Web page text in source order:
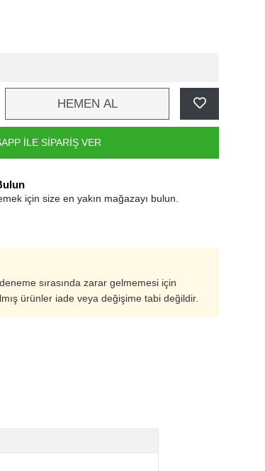
HEMEN AL
İLE SİPARİŞ VER
için size en yakın mağazayı bulun.
sırasında zarar gelmemesi için
ürünler iade veya değişime tabi değildir.